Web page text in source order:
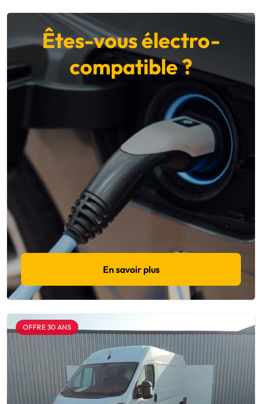
Êtes-vous électro-
compatible ?
En savoir plus
OFFRE 30 ANS